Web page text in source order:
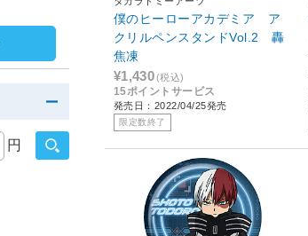
僕のヒーローアカデミア ア
クリルペンスタンドVol.2 轟
焦凍
¥1,430(税込)
15ポイントサービス
発売日：2022/04/25発売
限定数終了
円